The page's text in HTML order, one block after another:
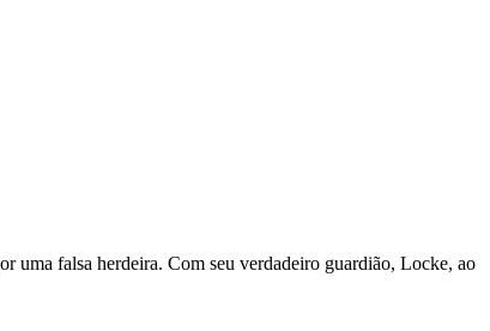
uma falsa herdeira. Com seu verdadeiro guardião, Locke, ao